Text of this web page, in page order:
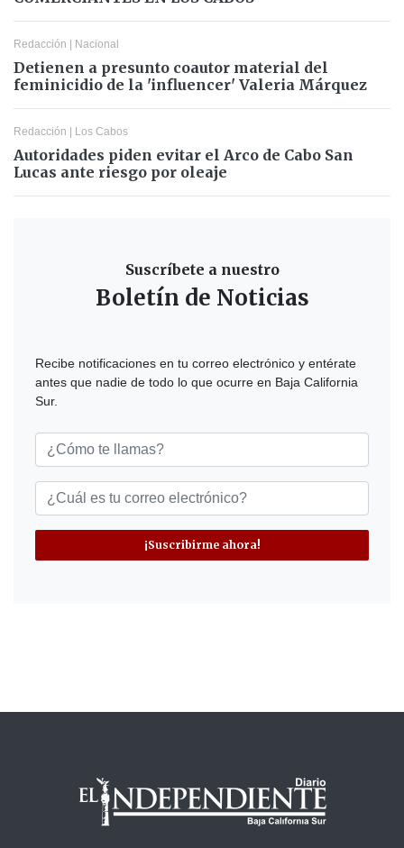
Redacción Nacional
Detienen a presunto coautor material del
feminicidio de la 'influencer' Valeria Márquez
Redacción Los Cabos
Autoridades piden evitar el Arco de Cabo San
Lucas ante riesgo por oleaje
Suscríbete a nuestro
Boletín de Noticias
Recibe notificaciones en tu correo electrónico y entérate
antes que nadie de todo lo que ocurre en Baja California
Sur.
¡Suscribirme ahora!